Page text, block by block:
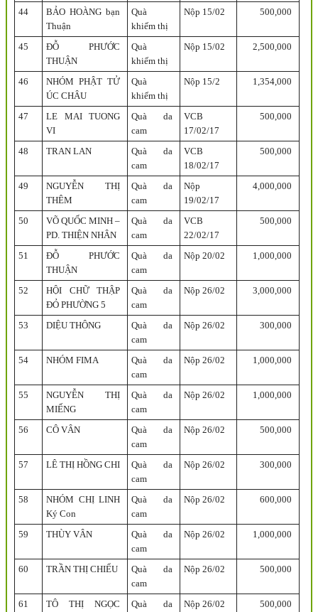
44
BẢO HOÀNG bạn
Thuận
Quà
khiếm thị
Nộp 15/02 500,000
45
ĐỖ PHƯỚC
THUẬN
Quà
khiếm thị
Nộp 15/02 2,500,000
46
NHÓM PHẬT TỬ
ÚC CHÂU
Quà
khiếm thị
Nộp 15/2 1,354,000
47
LE MAI TUONG
VI
Quà da
cam
VCB
17/02/17
500,000
48 TRAN LAN
Quà da
cam
VCB
18/02/17
500,000
49
NGUYỄN THỊ
THÊM
Quà da
cam
Nộp
19/02/17
4,000,000
50
VÕ QUỐC MINH –
PD. THIỆN NHÂN
Quà da
cam
VCB
22/02/17
500,000
51
ĐỖ PHƯỚC
THUẬN
Quà da
cam
Nộp 20/02 1,000,000
52
HỘI CHỮ THẬP
ĐỎ PHƯỜNG 5
Quà da
cam
Nộp 26/02 3,000,000
53 DIỆU THÔNG
Quà da
cam
Nộp 26/02 300,000
54 NHÓM FIMA
Quà da
cam
Nộp 26/02 1,000,000
55
NGUYỄN THỊ
MIẾNG
Quà da
cam
Nộp 26/02 1,000,000
56 CÔ VÂN
Quà da
cam
Nộp 26/02 500,000
57 LÊ THỊ HỒNG CHI
Quà da
cam
Nộp 26/02 300,000
58
NHÓM CHỊ LINH
Ký Con
Quà da
cam
Nộp 26/02 600,000
59 THÙY VÂN
Quà da
cam
Nộp 26/02 1,000,000
60 TRẦN THỊ CHIỂU
Quà da
cam
Nộp 26/02 500,000
61
TÔ THỊ NGỌC
Quà da
Nộp 26/02 500,000